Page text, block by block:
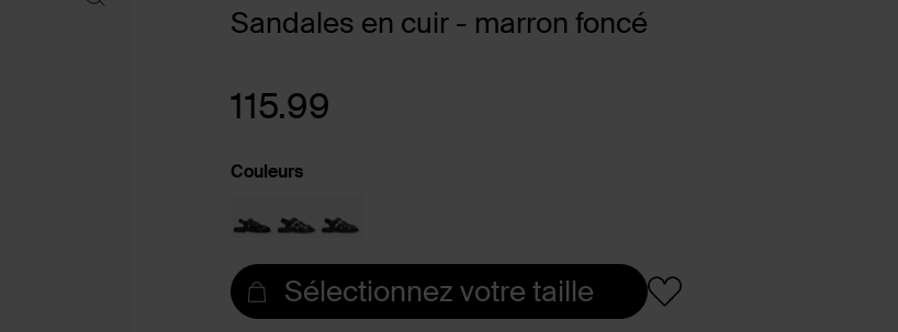
Sandales en cuir - marron foncé
115.99
Couleurs
Sélectionnez votre taille